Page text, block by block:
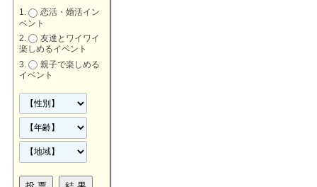
恋活・婚活イン
ベント
友達とワイワイ
楽しめるイベント
親子で楽しめる
イベント